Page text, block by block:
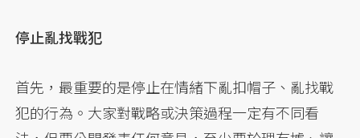
停止亂找戰犯
首先，最重要的是停止在情緒下亂扣帽子、亂找戰
犯的行為。大家對戰略或決策過程一定有不同看